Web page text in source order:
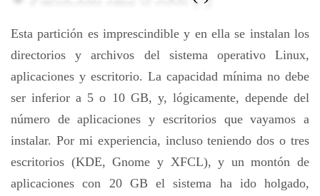
Esta partición es imprescindible y en ella se instalan los
directorios y archivos del sistema operativo Linux,
aplicaciones y escritorio. La capacidad mínima no debe
ser inferior a 5 o 10 GB, y, lógicamente, depende del
número de aplicaciones y escritorios que vayamos a
instalar. Por mi experiencia, incluso teniendo dos o tres
escritorios (KDE, Gnome y XFCL), y un montón de
aplicaciones con 20 GB el sistema ha ido holgado,